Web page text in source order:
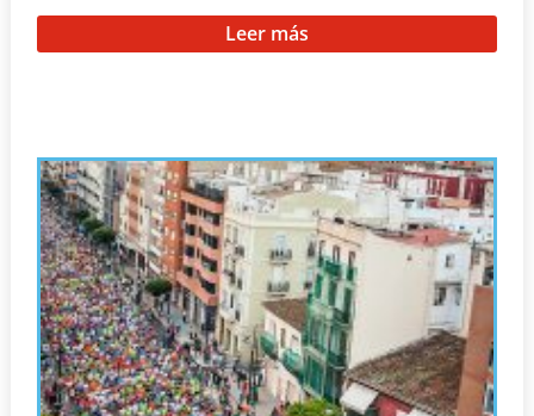
Leer más